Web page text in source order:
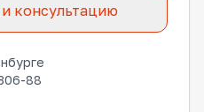
консультацию
88